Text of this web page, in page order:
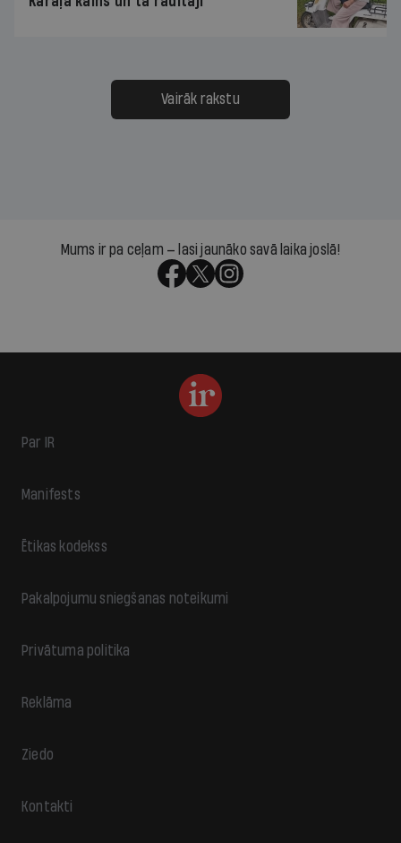
Vairāk rakstu
Mums ir pa ceļam — lasi jaunāko savā laika joslā!
Par IR
Manifests
Ētikas kodekss
Pakalpojumu sniegšanas noteikumi
Privātuma politika
Reklāma
Ziedo
Kontakti